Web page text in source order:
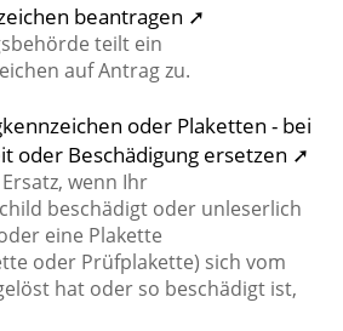
beantragen ➚
teilt ein
auf Antrag zu.
oder Plaketten - bei
oder Beschädigung ersetzen ➚
wenn Ihr
beschädigt oder unleserlich
eine Plakette
oder Prüfplakette) sich vom
hat oder so beschädigt ist,